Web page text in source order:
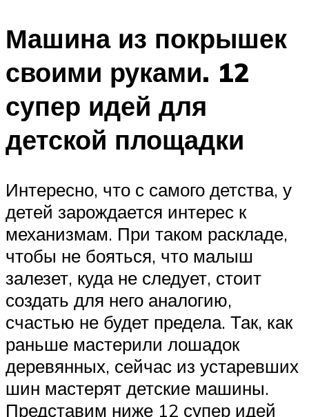
Машина из покрышек
своими руками. 12
супер идей для
детской площадки
Интересно, что с самого детства, у
детей зарождается интерес к
механизмам. При таком раскладе,
чтобы не бояться, что малыш
залезет, куда не следует, стоит
создать для него аналогию,
счастью не будет предела. Так, как
раньше мастерили лошадок
деревянных, сейчас из устаревших
шин мастерят детские машины.
Представим ниже 12 супер идей